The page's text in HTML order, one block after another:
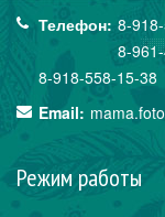
Телефон: 8-
8-
8-918-558-15-38
Email:
Режим работы